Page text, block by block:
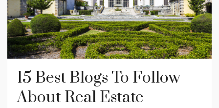
15 Best Blogs To Follow
About Real Estate